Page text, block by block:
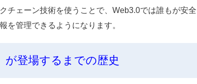
チェーン技術を使うことで、Web3.0では誰もが安全
を管理できるようになります。
が登場するまでの歴史